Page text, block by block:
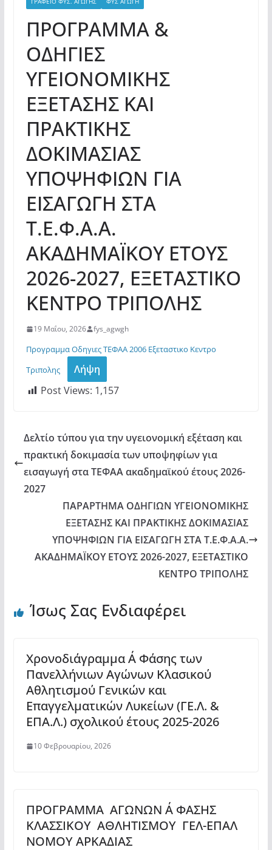
ΠΡΟΓΡΑΜΜΑ &
ΟΔΗΓΙΕΣ
ΥΓΕΙΟΝΟΜΙΚΗΣ
ΕΞΕΤΑΣΗΣ ΚΑΙ
ΠΡΑΚΤΙΚΗΣ
ΔΟΚΙΜΑΣΙΑΣ
ΥΠΟΨΗΦΙΩΝ ΓΙΑ
ΕΙΣΑΓΩΓΗ ΣΤΑ
Τ.Ε.Φ.Α.Α.
ΑΚΑΔΗΜΑΪΚΟΥ ΕΤΟΥΣ
2026-2027, ΕΞΕΤΑΣΤΙΚΟ
ΚΕΝΤΡΟ ΤΡΙΠΟΛΗΣ
19 Μαΐου, 2026 fys_agwgh
Προγραμμα Οδηγιες ΤΕΦΑΑ 2006 Εξεταστικο Κεντρο
Τριπολης
Λήψη
Post Views: 1,157
Δελτίο τύπου για την υγειονομική εξέταση και
πρακτική δοκιμασία των υποψηφίων για
εισαγωγή στα ΤΕΦΑΑ ακαδημαϊκού έτους 2026-
2027
ΠΑΡΑΡΤΗΜΑ ΟΔΗΓΙΩΝ ΥΓΕΙΟΝΟΜΙΚΗΣ
ΕΞΕΤΑΣΗΣ ΚΑΙ ΠΡΑΚΤΙΚΗΣ ΔΟΚΙΜΑΣΙΑΣ
ΥΠΟΨΗΦΙΩΝ ΓΙΑ ΕΙΣΑΓΩΓΗ ΣΤΑ Τ.Ε.Φ.Α.Α.
ΑΚΑΔΗΜΑΪΚΟΥ ΕΤΟΥΣ 2026-2027, ΕΞΕΤΑΣΤΙΚΟ
ΚΕΝΤΡΟ ΤΡΙΠΟΛΗΣ
Ίσως Σας Ενδιαφέρει
Χρονοδιάγραμμα Α΄ Φάσης των
Πανελλήνιων Αγώνων Κλασικού
Αθλητισμού Γενικών και
Επαγγελματικών Λυκείων (ΓΕ.Λ. &
ΕΠΑ.Λ.) σχολικού έτους 2025-2026
10 Φεβρουαρίου, 2026
ΠΡΟΓΡΑΜΜΑ ΑΓΩΝΩΝ Α΄ ΦΑΣΗΣ
ΚΛΑΣΣΙΚΟΥ ΑΘΛΗΤΙΣΜΟΥ ΓΕΛ-ΕΠΑΛ
ΝΟΜΟΥ ΑΡΚΑΔΙΑΣ